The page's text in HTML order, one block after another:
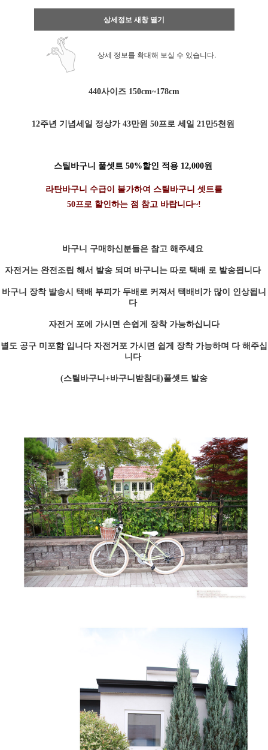
상세정보 새창 열기
상세 정보를 확대해 보실 수 있습니다.
440사이즈 150cm~178cm
12주년 기념세일 정상가 43만원 50프로 세일 21만5천원
스틸바구니 풀셋트 50%할인 적용 12,000원
라탄바구니 수급이 불가하여 스틸바구니 셋트를
50프로 할인하는 점 참고 바랍니다~!
바구니 구매하신분들은 참고 해주세요
자전거는 완전조립 해서 발송 되며 바구니는 따로 택배 로 발송됩니다
바구니 장착 발송시 택배 부피가 두배로 커져서 택배비가 많이 인상됩니
다
자전거 포에 가시면 손쉽게 장착 가능하십니다
별도 공구 미포함 입니다 자전거포 가시면 쉽게 장착 가능하며 다 해주십
니다
(스틸바구니+바구니받침대)풀셋트 발송